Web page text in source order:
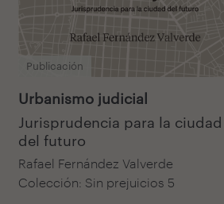
Publicación
Urbanismo judicial
Jurisprudencia para la ciudad
del futuro
Rafael Fernández Valverde
Colección: Sin prejuicios 5